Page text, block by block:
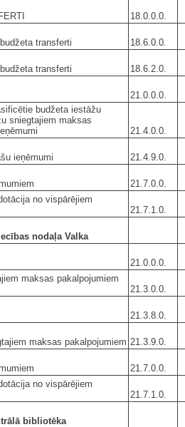
18.0.0.0.
transferti 18.6.0.0.
transferti 18.6.2.0.
21.0.0.0.
budžeta iestāžu
sniegtajiem maksas
21.4.0.0.
ieņēmumi 21.4.9.0.
21.7.0.0.
no vispārējiem
21.7.1.0.
nodaļa Valka
21.0.0.0.
maksas pakalpojumiem
21.3.0.0.
21.3.8.0.
maksas pakalpojumiem 21.3.9.0.
21.7.0.0.
no vispārējiem
21.7.1.0.
bibliotēka